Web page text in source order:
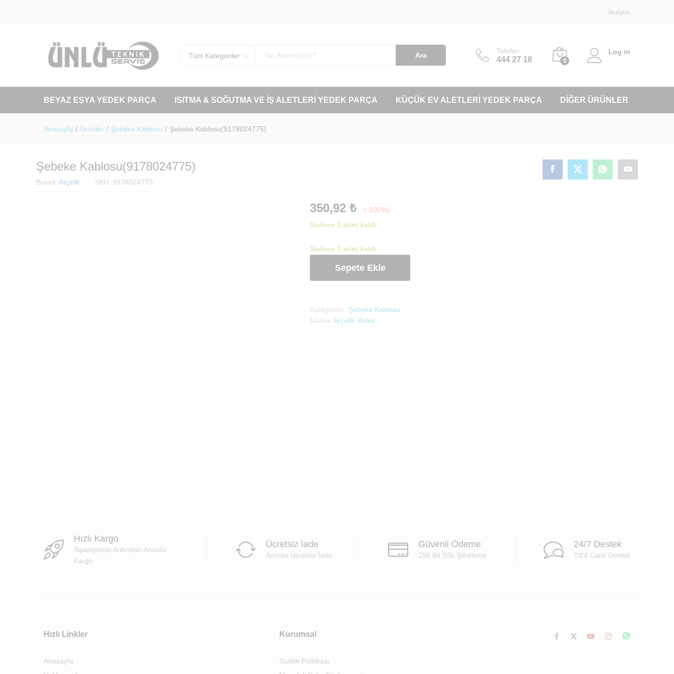
İletişim
Tüm Kategoriler Ara
Telefon:
444 27 18 0
Log in
BEYAZ EŞYA YEDEK PARÇA ISITMA & SOĞUTMA VE İŞ ALETLERI YEDEK PARÇA KÜÇÜK EV ALETLERI YEDEK PARÇA DIĞER ÜRÜNLER
Anasayfa / Ürünler / Şebeke Kablosu / Şebeke Kablosu(9178024775)
Şebeke Kablosu(9178024775)
Brand: Arçelik SKU: 9178024775
350,92 ₺
(-100%)
Sadece 1 adet kaldı
Sadece 1 adet kaldı
Kablosu(9178024775)
adet
Sepete Ekle
Kategoriler: Şebeke Kablosu
Marka: Arçelik Beko
Hızlı Kargo
Siparişinizin Ardından Anında
Kargo
Ücretsiz İade
Anında Ücretsiz İade
Güvenli Ödeme
256 Bit SSL Şifreleme
24/7 Destek
7/24 Canlı Destek
Hızlı Linkler
Anasayfa
Kurumsal
Gizlilik Politikası